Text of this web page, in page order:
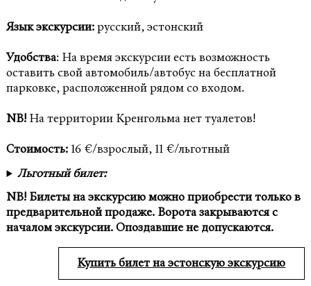
Язык экскурсии: русский, эстонский
Удобства: На время экскурсии есть возможность
оставить свой автомобиль/автобус на бесплатной
парковке, расположенной рядом со входом.
NB! На территории Кренгольма нет туалетов!
Стоимость: 16 €/взрослый, 11 €/льготный
Льготный билет:
NB! Билеты на экскурсию можно приобрести только в
предварительной продаже. Ворота закрываются с
началом экскурсии. Опоздавшие не допускаются.
Купить билет на эстонскую экскурсию